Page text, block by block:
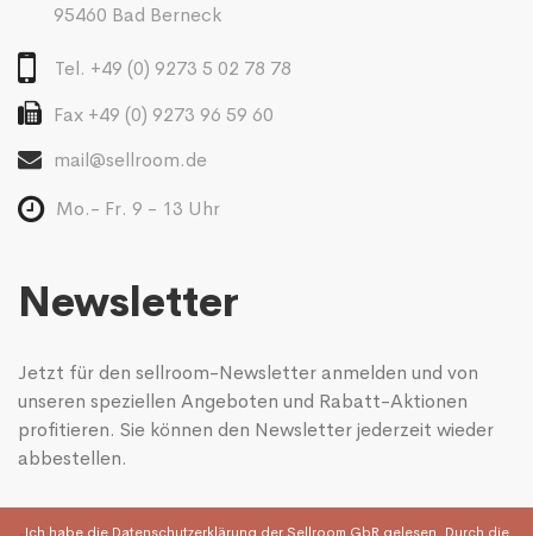
95460 Bad Berneck
Tel. +49 (0) 9273 5 02 78 78
Fax +49 (0) 9273 96 59 60
mail@sellroom.de
Mo.- Fr. 9 - 13 Uhr
Newsletter
Jetzt für den sellroom-Newsletter anmelden und von
unseren speziellen Angeboten und Rabatt-Aktionen
profitieren. Sie können den Newsletter jederzeit wieder
abbestellen.